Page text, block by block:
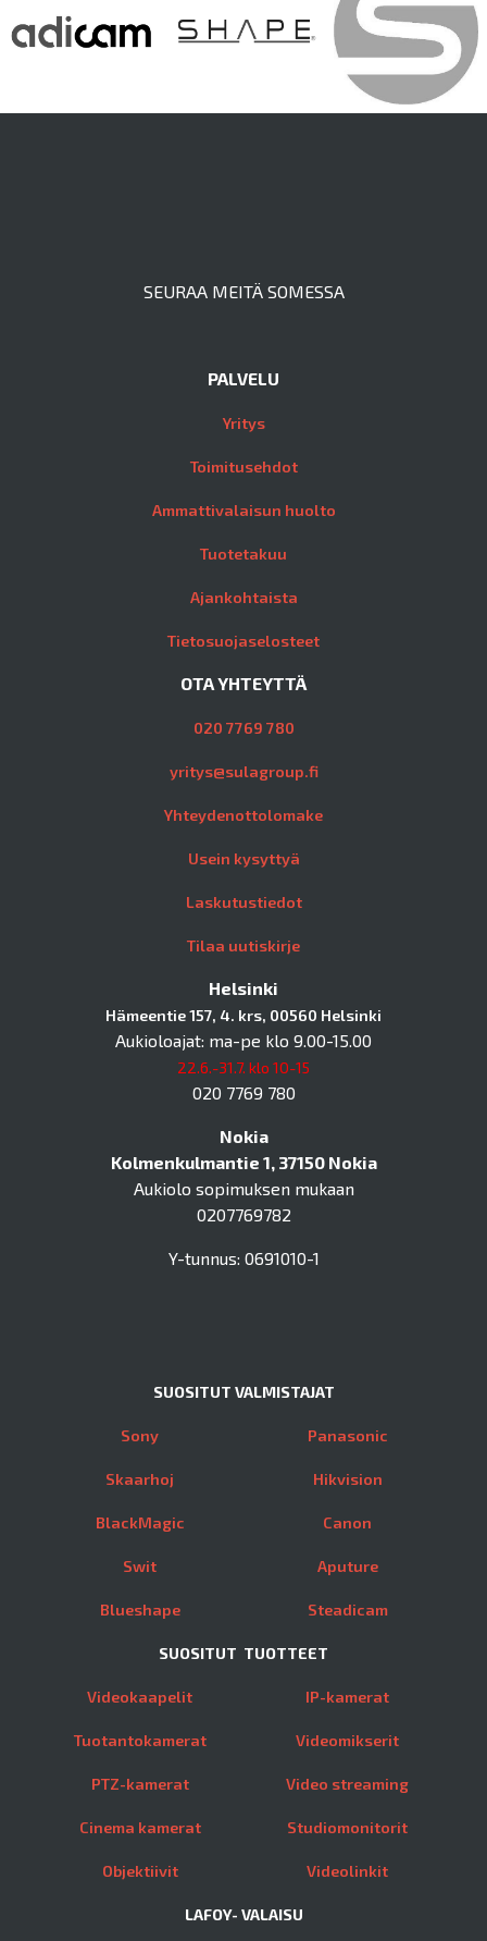
SEURAA MEITÄ SOMESSA
PALVELU
Yritys
Toimitusehdot
Ammattivalaisun huolto
Tuotetakuu
Ajankohtaista
Tietosuojaselosteet
OTA YHTEYTTÄ
020 7769 780
yritys@sulagroup.fi
Yhteydenottolomake
Usein kysyttyä
Laskutustiedot
Tilaa uutiskirje
Helsinki
Hämeentie 157, 4. krs, 00560 Helsinki
Aukioloajat: ma-pe klo 9.00-15.00
22.6.-31.7. klo 10-15
020 7769 780
Nokia
Kolmenkulmantie 1, 37150 Nokia
Aukiolo sopimuksen mukaan
0207769782
Y-tunnus: 0691010-1
SUOSITUT VALMISTAJAT
Sony
Skaarhoj
BlackMagic
Swit
Blueshape
Panasonic
Hikvision
Canon
Aputure
Steadicam
SUOSITUT TUOTTEET
Videokaapelit
Tuotantokamerat
PTZ-kamerat
Cinema kamerat
Objektiivit
IP-kamerat
Videomikserit
Video streaming
Studiomonitorit
Videolinkit
LAFOY- VALAISU